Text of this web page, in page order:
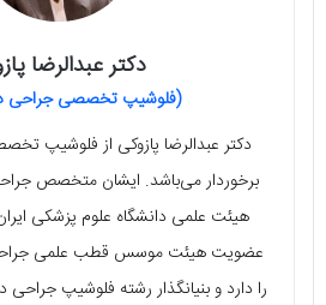
دکتر عبدالرضا
(فلوشیپ تخصصی جراحی
دکتر عبدالرضا پازوکی از فلوشیپ
برخوردار می‌باشد. ایشان متخصص
هیئت علمی دانشگاه علوم پزشکی
عضویت هیئت موسس قطب علمی
را دارد و بنیانگذار رشته فلوشیپ